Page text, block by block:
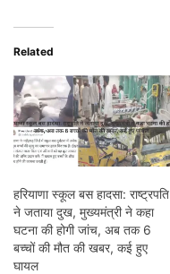
Related
हरियाणा स्कूल बस हादसा: राष्ट्रपति
ने जताया दुख, मुख्यमंत्री ने कहा
घटना की होगी जांच, अब तक 6
बच्चों की मौत की खबर, कई हुए
घायल